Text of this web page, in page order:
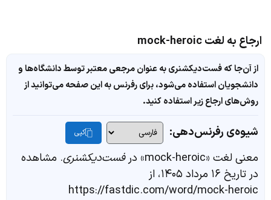
ارجاع به لغت mock-heroic
از آن‌جا که فست‌دیکشنری به عنوان مرجعی معتبر توسط دانشگاه‌ها و
دانشجویان استفاده می‌شود، برای رفرنس به این صفحه می‌توانید از
روش‌های ارجاع زیر استفاده کنید.
شیوه‌ی رفرنس‌دهی: کپی
معنی لغت «mock-heroic» در فست‌دیکشنری. مشاهده
در تاریخ ۱۶ مرداد ۱۴۰۵، از
https://fastdic.com/word/mock-heroic